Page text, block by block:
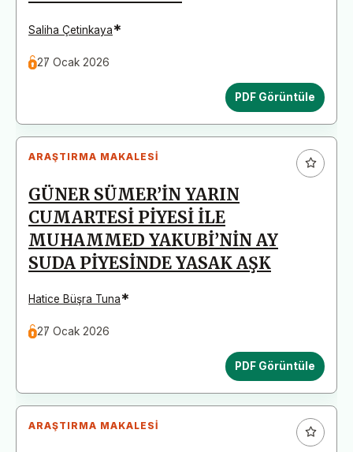
Saliha Çetinkaya*
27 Ocak 2026
PDF Görüntüle
ARAŞTIRMA MAKALESI
GÜNER SÜMER’İN YARIN
CUMARTESİ PİYESİ İLE
MUHAMMED YAKUBİ’NİN AY
SUDA PİYESİNDE YASAK AŞK
Hatice Büşra Tuna*
27 Ocak 2026
PDF Görüntüle
ARAŞTIRMA MAKALESI